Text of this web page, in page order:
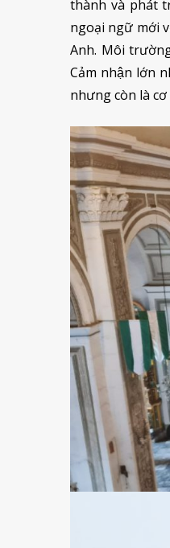
thành và phát
ngoại ngữ mới
Anh. Môi
Cảm nhận lớn
nhưng còn là